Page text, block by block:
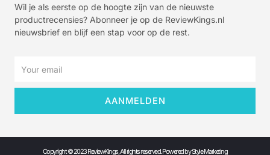
Wil je als eerste op de hoogte zijn van de nieuwste
productrecensies? Abonneer je op de ReviewKings.nl
nieuwsbrief en blijf een stap voor op de rest.
AANMELDEN
Copyright © 2023 ReviewKings, All rights reserved. Powered by Style Marketing